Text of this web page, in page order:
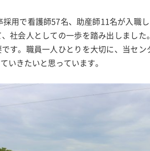
用で看護師57名、助産師11名が入職
社会人としての一歩を踏み出しました
す。職員一人ひとりを大切に、当セ
いきたいと思っています。